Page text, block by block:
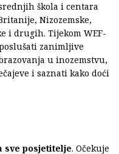
škola i centara
Nizozemske,
i drugih. Tijekom WEF-
zanimljive
u inozemstvu,
i saznati kako doći
sve posjetitelje. Očekuje